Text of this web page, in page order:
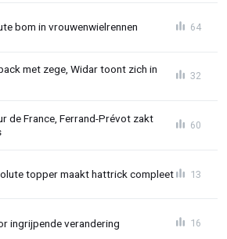
bom in vrouwenwielrennen 64
met zege, Widar toont zich in
32
de France, Ferrand-Prévot zakt
60
topper maakt hattrick compleet 13
ingrijpende verandering 16